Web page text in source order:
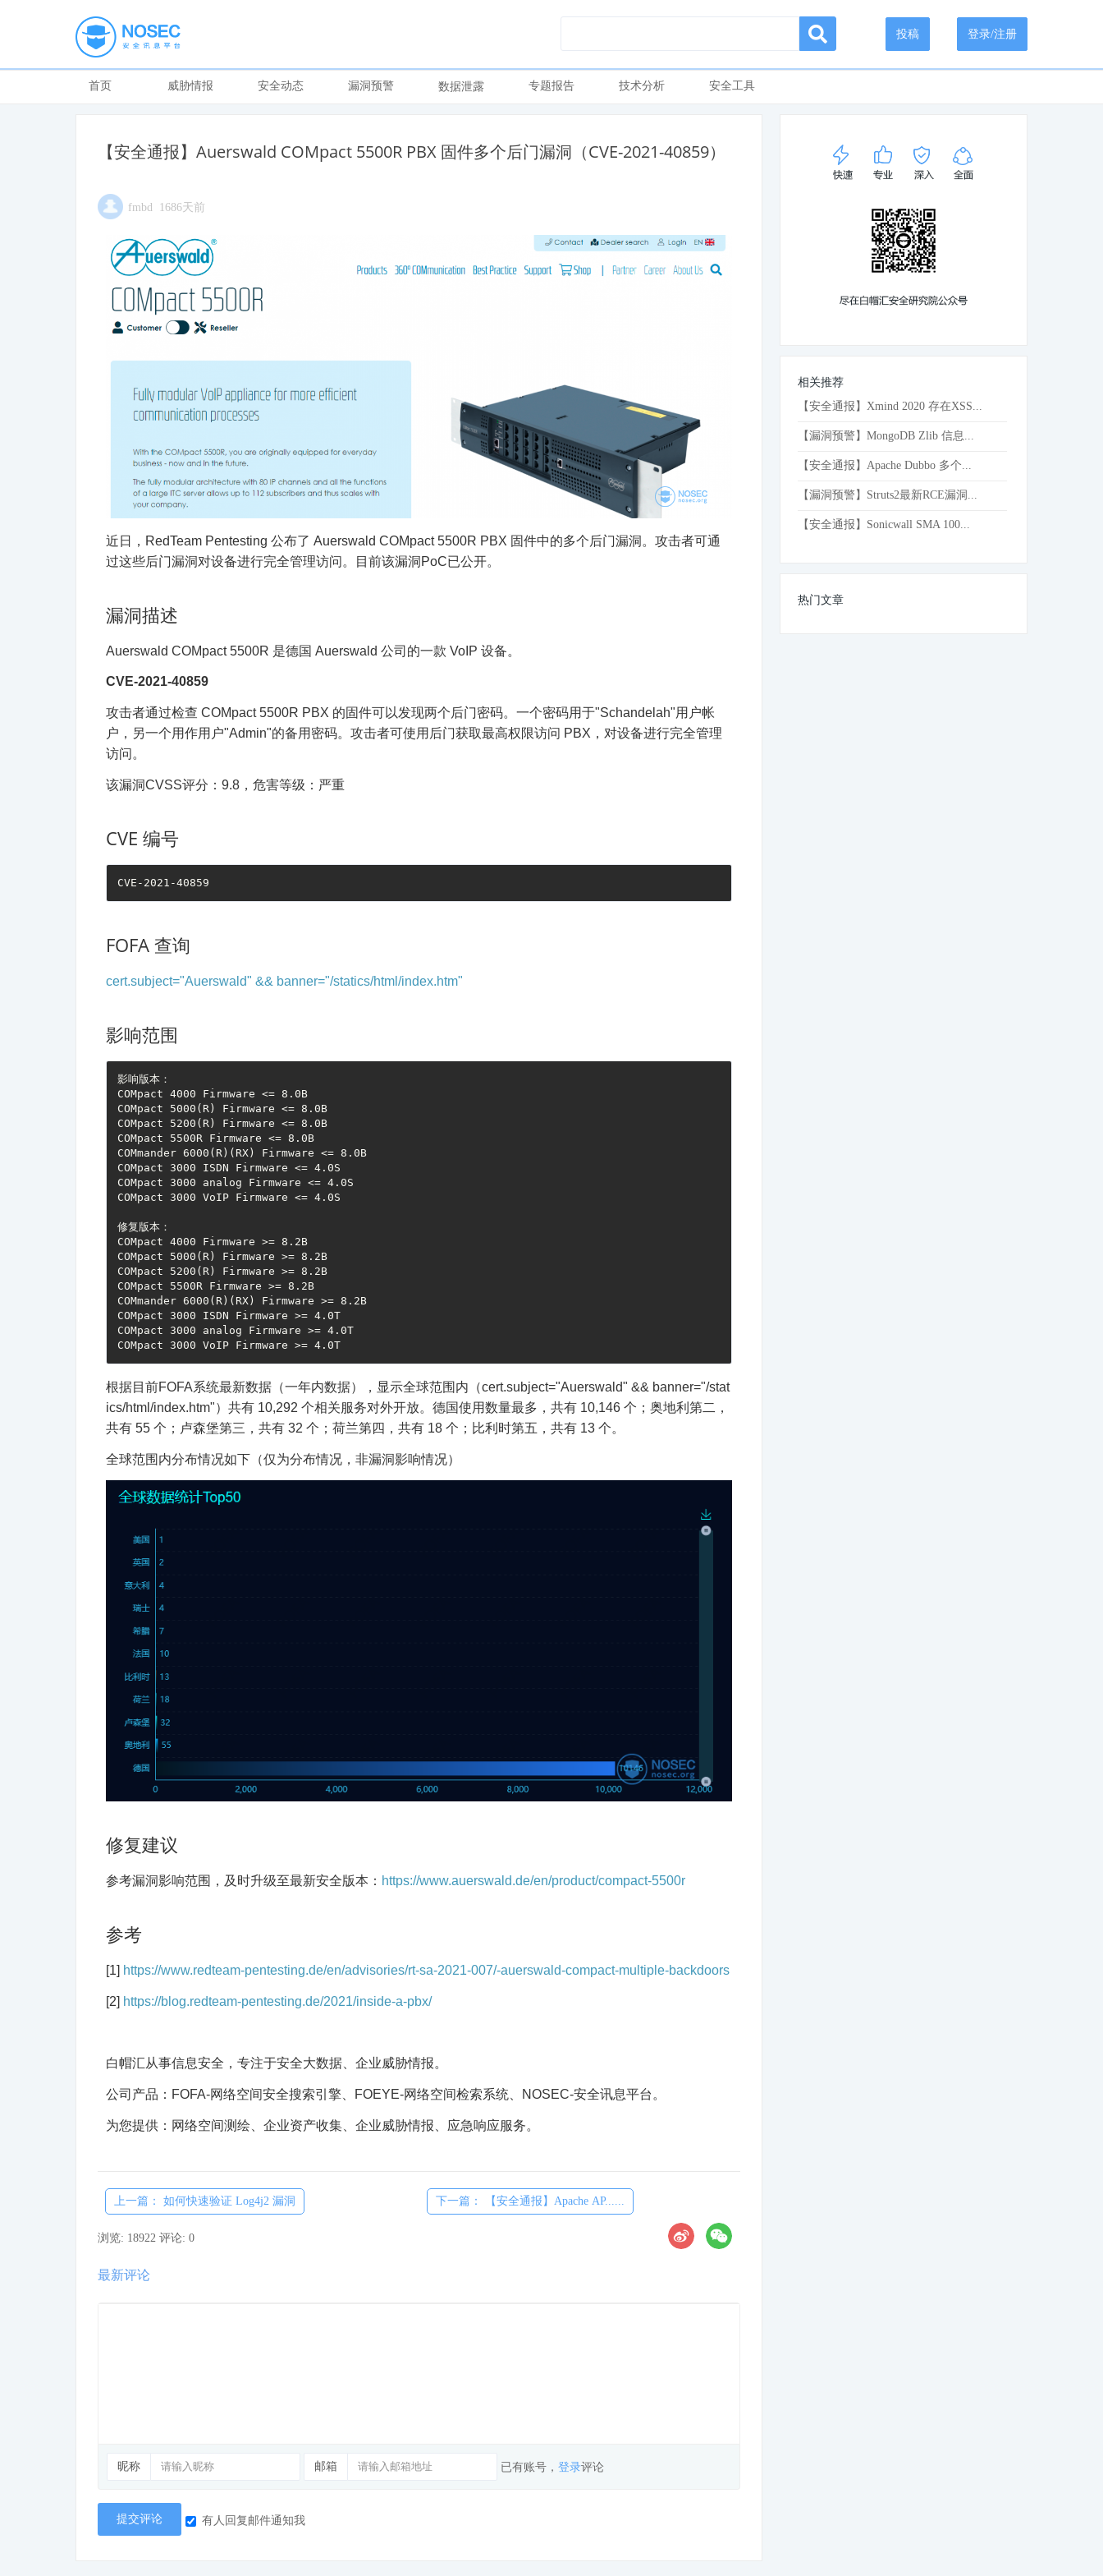
登录/注册
投稿
首页 威胁情报 安全动态 漏洞预警 数据泄露 专题报告 技术分析 安全工具
【安全通报】Auerswald COMpact 5500R PBX 固件多个后门漏洞（CVE-2021-40859）
fmbd 1686天前
近日，RedTeam Pentesting 公布了 Auerswald COMpact 5500R PBX 固件中的多个后门漏洞。攻击者可通
过这些后门漏洞对设备进行完全管理访问。目前该漏洞PoC已公开。
漏洞描述
Auerswald COMpact 5500R 是德国 Auerswald 公司的一款 VoIP 设备。
CVE-2021-40859
攻击者通过检查 COMpact 5500R PBX 的固件可以发现两个后门密码。一个密码用于"Schandelah"用户帐
户，另一个用作用户"Admin"的备用密码。攻击者可使用后门获取最高权限访问 PBX，对设备进行完全管理
访问。
该漏洞CVSS评分：9.8，危害等级：严重
CVE 编号
CVE-2021-40859
FOFA 查询
cert.subject="Auerswald" && banner="/statics/html/index.htm"
影响范围
影响版本：
COMpact 4000 Firmware <= 8.0B
COMpact 5000(R) Firmware <= 8.0B
COMpact 5200(R) Firmware <= 8.0B
COMpact 5500R Firmware <= 8.0B
COMmander 6000(R)(RX) Firmware <= 8.0B
COMpact 3000 ISDN Firmware <= 4.0S
COMpact 3000 analog Firmware <= 4.0S
COMpact 3000 VoIP Firmware <= 4.0S
修复版本：
COMpact 4000 Firmware >= 8.2B
COMpact 5000(R) Firmware >= 8.2B
COMpact 5200(R) Firmware >= 8.2B
COMpact 5500R Firmware >= 8.2B
COMmander 6000(R)(RX) Firmware >= 8.2B
COMpact 3000 ISDN Firmware >= 4.0T
COMpact 3000 analog Firmware >= 4.0T
COMpact 3000 VoIP Firmware >= 4.0T
根据目前FOFA系统最新数据（一年内数据），显示全球范围内（cert.subject="Auerswald" && banner="/stat
ics/html/index.htm"）共有 10,292 个相关服务对外开放。德国使用数量最多，共有 10,146 个；奥地利第二，
共有 55 个；卢森堡第三，共有 32 个；荷兰第四，共有 18 个；比利时第五，共有 13 个。
全球范围内分布情况如下（仅为分布情况，非漏洞影响情况）
修复建议
参考漏洞影响范围，及时升级至最新安全版本： https://www.auerswald.de/en/product/compact-5500r
参考
[1] https://www.redteam-pentesting.de/en/advisories/rt-sa-2021-007/-auerswald-compact-multiple-backdoors
[2] https://blog.redteam-pentesting.de/2021/inside-a-pbx/
白帽汇从事信息安全，专注于安全大数据、企业威胁情报。
公司产品：FOFA-网络空间安全搜索引擎、FOEYE-网络空间检索系统、NOSEC-安全讯息平台。
为您提供：网络空间测绘、企业资产收集、企业威胁情报、应急响应服务。
上一篇： 如何快速验证 Log4j2 漏洞 下一篇： 【安全通报】Apache AP......
浏览: 18922 评论: 0
最新评论
昵称 邮箱 已有账号， 登录评论
提交评论 有人回复邮件通知我
相关推荐
【安全通报】Xmind 2020 存在XSS...
【漏洞预警】MongoDB Zlib 信息...
【安全通报】Apache Dubbo 多个...
【漏洞预警】Struts2最新RCE漏洞...
【安全通报】Sonicwall SMA 100...
热门文章